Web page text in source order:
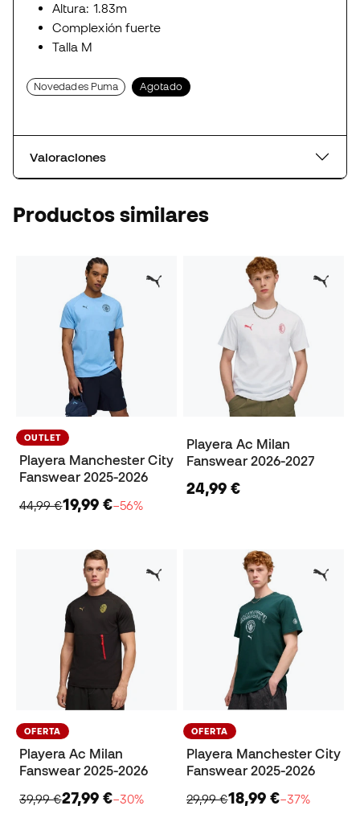
Altura: 1.83m
Complexión fuerte
Talla M
Novedades Puma Agotado
Valoraciones
Productos similares
OUTLET
Playera Manchester City
Fanswear 2025-2026
44,99 €19,99 €−56%
Playera Ac Milan
Fanswear 2026-2027
24,99 €
OFERTA
Playera Ac Milan
Fanswear 2025-2026
39,99 €27,99 €−30%
OFERTA
Playera Manchester City
Fanswear 2025-2026
29,99 €18,99 €−37%